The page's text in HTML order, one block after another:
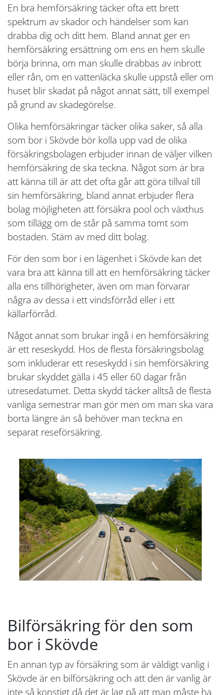
En bra hemförsäkring täcker ofta ett brett
spektrum av skador och händelser som kan
drabba dig och ditt hem. Bland annat ger en
hemförsäkring ersättning om ens en hem skulle
börja brinna, om man skulle drabbas av inbrott
eller rån, om en vattenläcka skulle uppstå eller om
huset blir skadat på något annat sätt, till exempel
på grund av skadegörelse.
Olika hemförsäkringar täcker olika saker, så alla
som bor i Skövde bör kolla upp vad de olika
försäkringsbolagen erbjuder innan de väljer vilken
hemförsäkring de ska teckna. Något som är bra
att känna till är att det ofta går att göra tillval till
sin hemförsäkring, bland annat erbjuder flera
bolag möjligheten att försäkra pool och växthus
som tillägg om de står på samma tomt som
bostaden. Stäm av med ditt bolag.
För den som bor i en lägenhet i Skövde kan det
vara bra att känna till att en hemförsäkring täcker
alla ens tillhörigheter, även om man förvarar
några av dessa i ett vindsförråd eller i ett
källarförråd.
Något annat som brukar ingå i en hemförsäkring
är ett reseskydd. Hos de flesta försäkringsbolag
som inkluderar ett reseskydd i sin hemförsäkring
brukar skyddet gälla i 45 eller 60 dagar från
utresedatumet. Detta skydd täcker alltså de flesta
vanliga semestrar man gör men om man ska vara
borta längre än så behöver man teckna en
separat reseförsäkring.
Bilförsäkring för den som
bor i Skövde
En annan typ av försäkring som är väldigt vanlig i
Skövde är en bilförsäkring och att den är vanlig är
inte så konstigt då det är lag på att man måste ha